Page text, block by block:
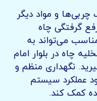
چربی‌ها و مواد دیگر
گرفتگی چاه
می‌تواند به
چاه در بلوار امام
نگهداری منظم و
عملکرد سیستم
کمک کند.